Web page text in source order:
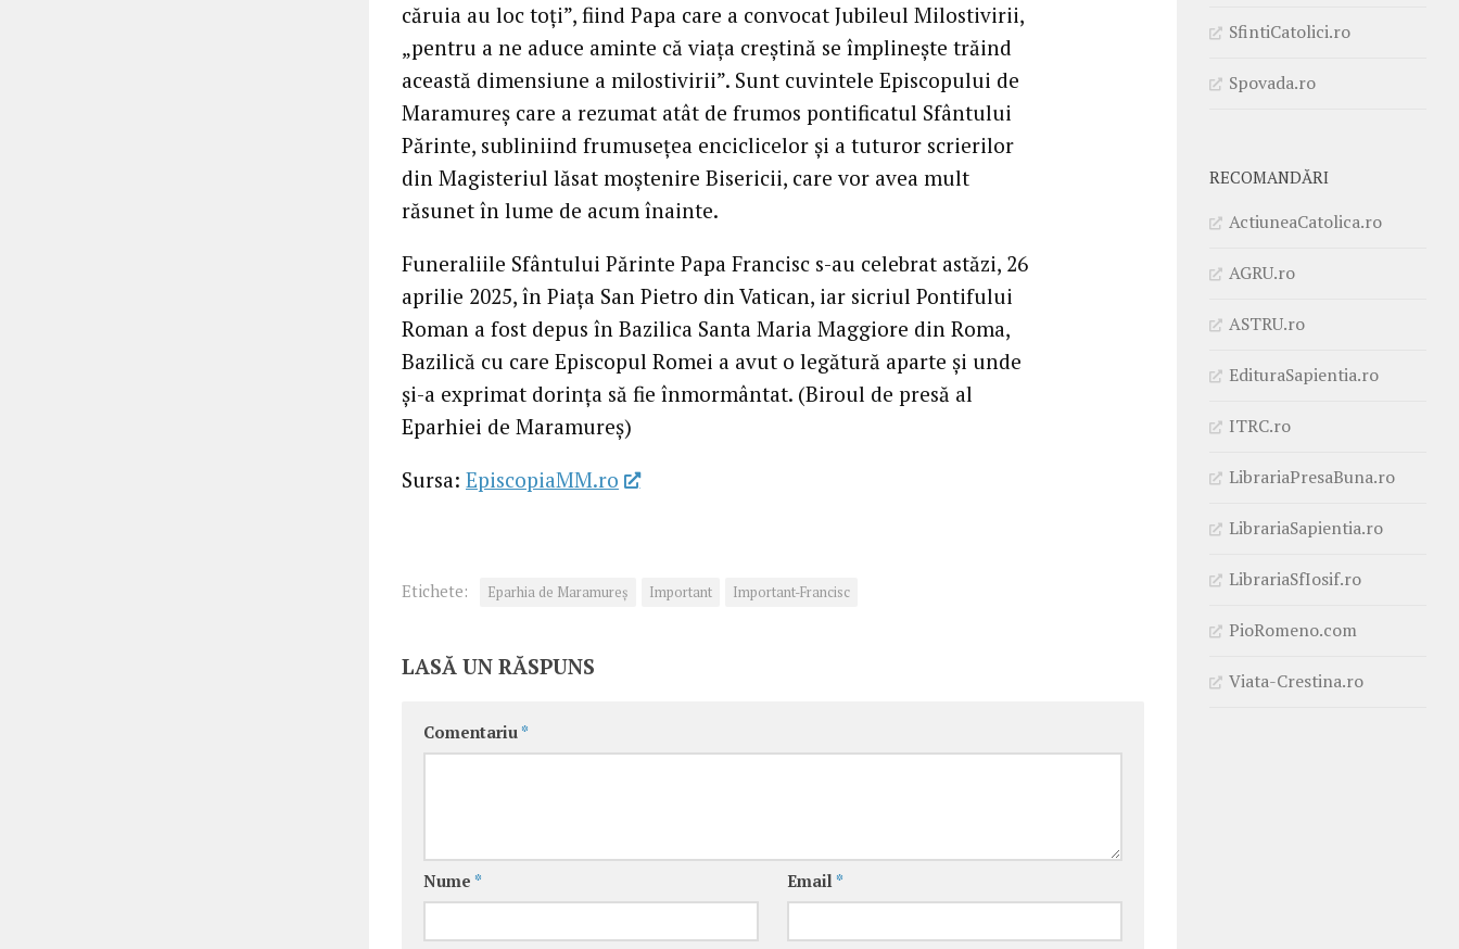
căruia au loc toți”, fiind Papa care a convocat Jubileul Milostivirii,
„pentru a ne aduce aminte că viața creștină se împlinește trăind
această dimensiune a milostivirii”. Sunt cuvintele Episcopului de
Maramureș care a rezumat atât de frumos pontificatul Sfântului
Părinte, subliniind frumusețea enciclicelor și a tuturor scrierilor
din Magisteriul lăsat moștenire Bisericii, care vor avea mult
răsunet în lume de acum înainte.
Funeraliile Sfântului Părinte Papa Francisc s-au celebrat astăzi, 26
aprilie 2025, în Piața San Pietro din Vatican, iar sicriul Pontifului
Roman a fost depus în Bazilica Santa Maria Maggiore din Roma,
Bazilică cu care Episcopul Romei a avut o legătură aparte și unde
și-a exprimat dorința să fie înmormântat. (Biroul de presă al
Eparhiei de Maramureș)
Sursa: EpiscopiaMM.ro
Etichete: Eparhia de Maramureș Important Important-Francisc
LASĂ UN RĂSPUNS
Comentariu *
Nume * Email *
SfintiCatolici.ro
Spovada.ro
RECOMANDĂRI
ActiuneaCatolica.ro
AGRU.ro
ASTRU.ro
EdituraSapientia.ro
ITRC.ro
LibrariaPresaBuna.ro
LibrariaSapientia.ro
LibrariaSfIosif.ro
PioRomeno.com
Viata-Crestina.ro